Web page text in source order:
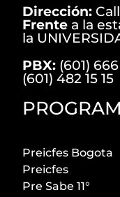
Dirección:
Frente a la
la
PBX: (601)
(601) 482 15 15
Preicfes Bogota
Preicfes
Pre Sabe 11°